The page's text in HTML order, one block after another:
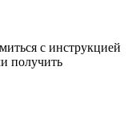
с инструкцией
получить